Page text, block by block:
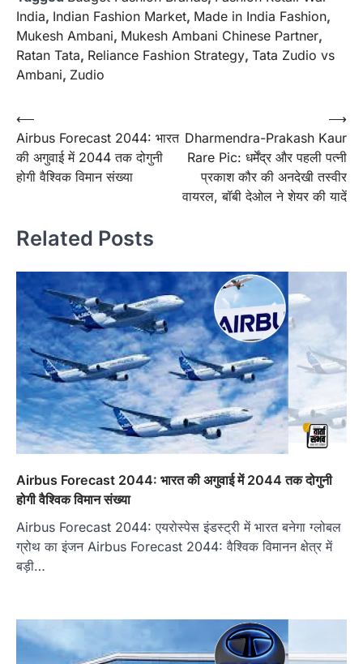
India, Indian Fashion Market, Made in India Fashion,
Mukesh Ambani, Mukesh Ambani Chinese Partner,
Ratan Tata, Reliance Fashion Strategy, Tata Zudio vs
Ambani, Zudio
Post
navigation
⟵
Airbus Forecast 2044: भारत
की अगुवाई में 2044 तक दोगुनी
होगी वैश्विक विमान संख्या
Dharmendra-Prakash Kaur
Rare Pic: धर्मेंद्र और पहली पत्नी
प्रकाश कौर की अनदेखी तस्वीर
वायरल, बॉबी देओल ने शेयर की यादें
⟶
Related Posts
Airbus Forecast 2044: भारत की अगुवाई में 2044 तक दोगुनी
होगी वैश्विक विमान संख्या
Airbus Forecast 2044: एयरोस्पेस इंडस्ट्री में भारत बनेगा ग्लोबल
ग्रोथ का इंजन Airbus Forecast 2044: वैश्विक विमानन क्षेत्र में
बड़ी…